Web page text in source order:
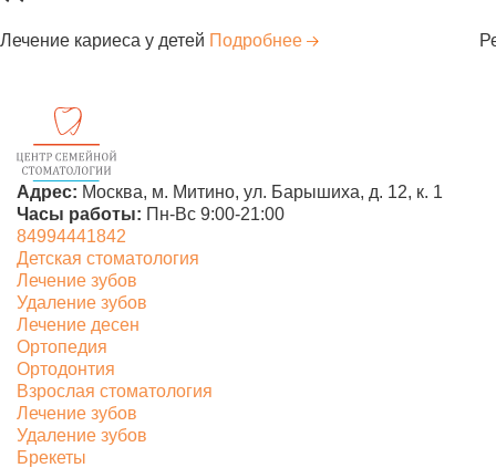
Лечение кариеса у детей Подробнее
Адрес: Москва, м. Митино, ул. Барышиха, д. 12, к. 1
Часы работы: Пн-Вс 9:00-21:00
84994441842
Детская стоматология
Лечение зубов
Удаление зубов
Лечение десен
Ортопедия
Ортодонтия
Взрослая стоматология
Лечение зубов
Удаление зубов
Брекеты